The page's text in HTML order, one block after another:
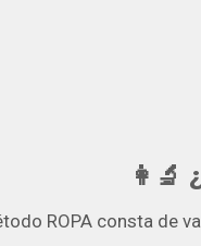
ROPA consta de